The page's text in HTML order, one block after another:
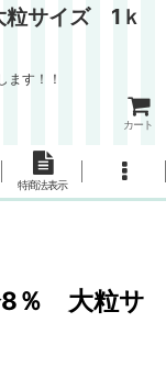
サイズ 1ｋ
ます！！
カート
特商法表示
％ 大粒サ